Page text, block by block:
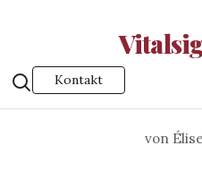
Kontakt
von